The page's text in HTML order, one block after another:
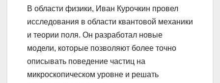
В области физики, Иван Курочкин провел
исследования в области квантовой механики
и теории поля. Он разработал новые
модели, которые позволяют более точно
описывать поведение частиц на
микроскопическом уровне и решать